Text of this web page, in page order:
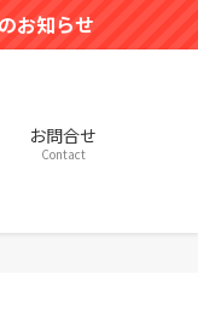
お問合せ
Contact